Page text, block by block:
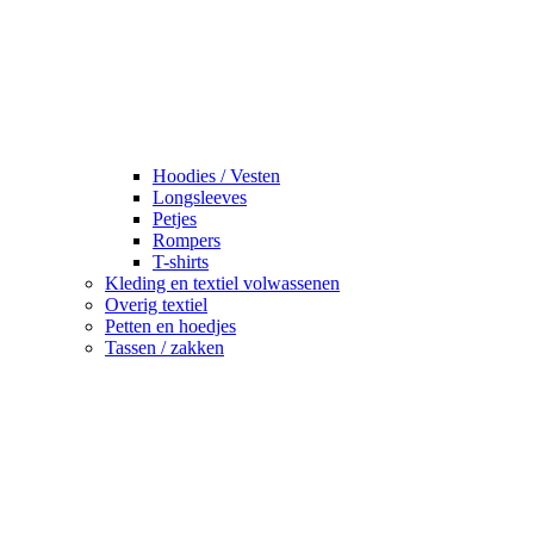
Hoodies / Vesten
Longsleeves
Petjes
Rompers
T-shirts
Kleding en textiel volwassenen
Overig textiel
Petten en hoedjes
Tassen / zakken